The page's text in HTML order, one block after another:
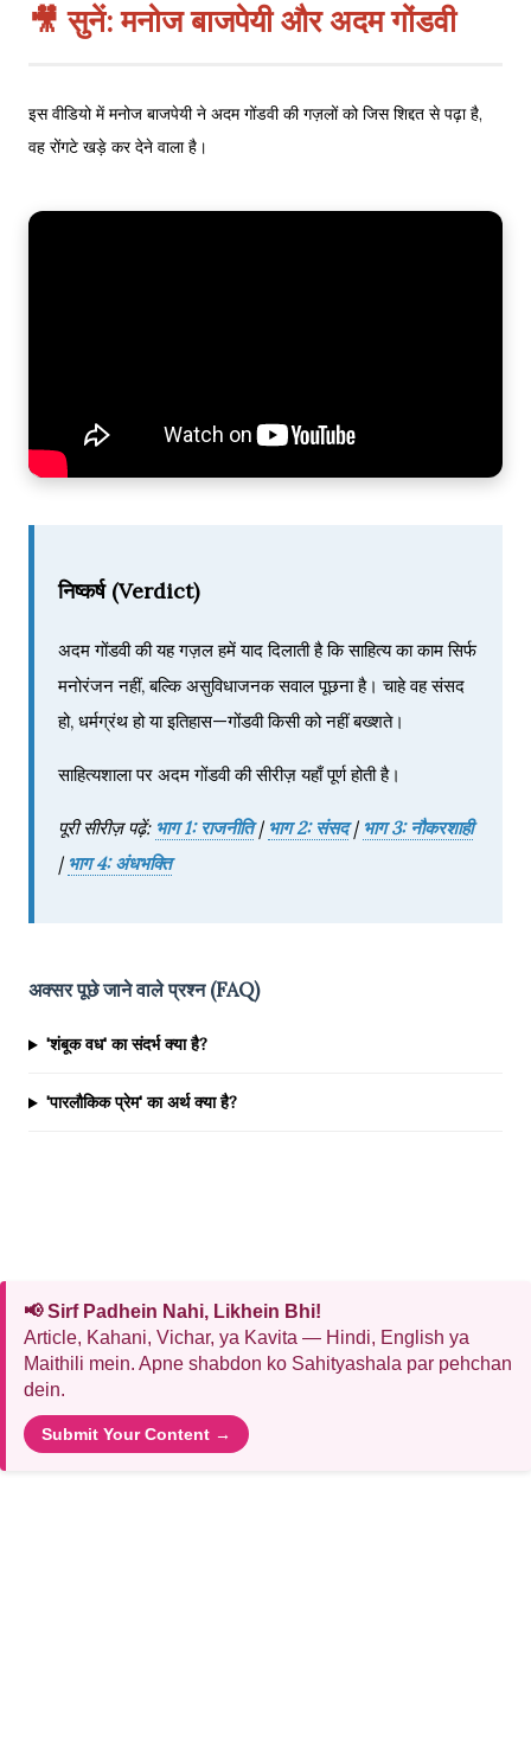
🎥 सुनें: मनोज बाजपेयी और अदम गोंडवी
इस वीडियो में मनोज बाजपेयी ने अदम गोंडवी की गज़लों को जिस शिद्दत से पढ़ा है,
वह रोंगटे खड़े कर देने वाला है।
निष्कर्ष (Verdict)
अदम गोंडवी की यह गज़ल हमें याद दिलाती है कि साहित्य का काम सिर्फ
मनोरंजन नहीं, बल्कि असुविधाजनक सवाल पूछना है। चाहे वह संसद
हो, धर्मग्रंथ हो या इतिहास—गोंडवी किसी को नहीं बख्शते।
साहित्यशाला पर अदम गोंडवी की सीरीज़ यहाँ पूर्ण होती है।
पूरी सीरीज़ पढ़ें: भाग 1: राजनीति| भाग 2: संसद| भाग 3: नौकरशाही
| भाग 4: अंधभक्ति
अक्सर पूछे जाने वाले प्रश्न (FAQ)
'शंबूक वध' का संदर्भ क्या है?
'पारलौकिक प्रेम' का अर्थ क्या है?
📢 Sirf Padhein Nahi, Likhein Bhi!
Article, Kahani, Vichar, ya Kavita — Hindi, English ya
Maithili mein. Apne shabdon ko Sahityashala par pehchan
dein.
Submit Your Content →